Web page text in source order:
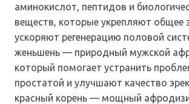
аминокислот, пептидов и
веществ, которые укрепляют общее
ускоряют регенерацию половой
женьшень — природный мужской
который помогает устранить
простатой и улучшают качество
красный корень — мощный